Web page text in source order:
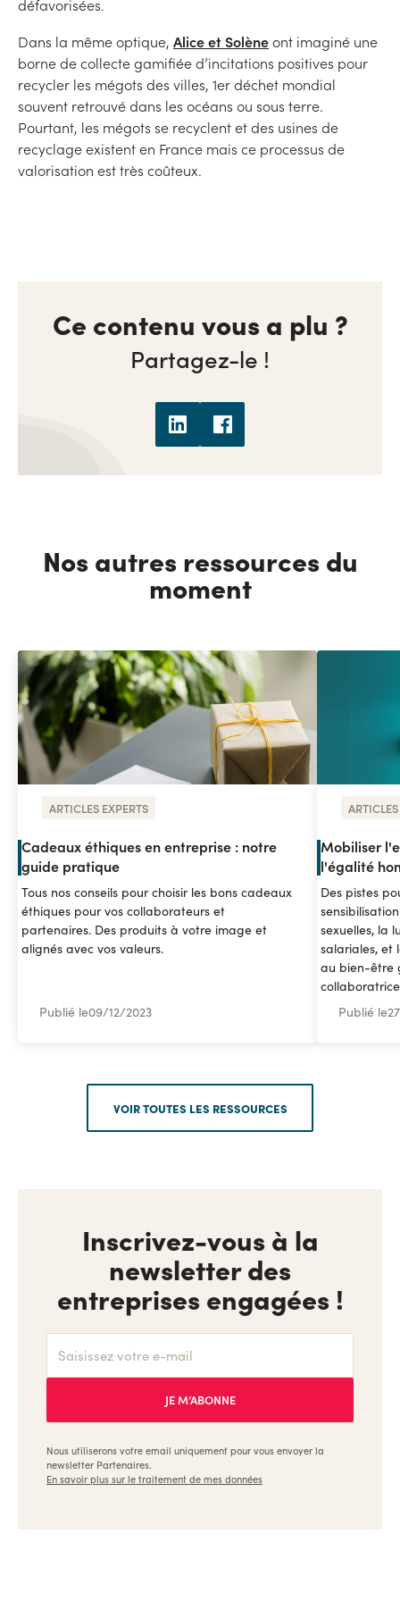
défavorisées.
Dans la même optique, Alice et Solèneont imaginé une
borne de collecte gamifiée d’incitations positives pour
recycler les mégots des villes, 1er déchet mondial
souvent retrouvé dans les océans ou sous terre.
Pourtant, les mégots se recyclent et des usines de
recyclage existent en France mais ce processus de
valorisation est très coûteux.
Ce contenu vous a plu ?
Partagez-le !
Nos autres ressources du
moment
ARTICLES EXPERTS
Cadeaux éthiques en entreprise : notre
guide pratique
Tous nos conseils pour choisir les bons cadeaux
éthiques pour vos collaborateurs et
partenaires. Des produits à votre image et
alignés avec vos valeurs.
Publié le09/12/2023
Mobiliser
l'égalité
Des pistes
sexuelles, la
salariales, et
au bien-être
Publié le27
VOIR TOUTES LES RESSOURCES
Inscrivez-vous à la
newsletter des
entreprises engagées !
Nous utiliserons votre email uniquement pour vous envoyer la
newsletter Partenaires.
En savoir plus sur le traitement de mes données